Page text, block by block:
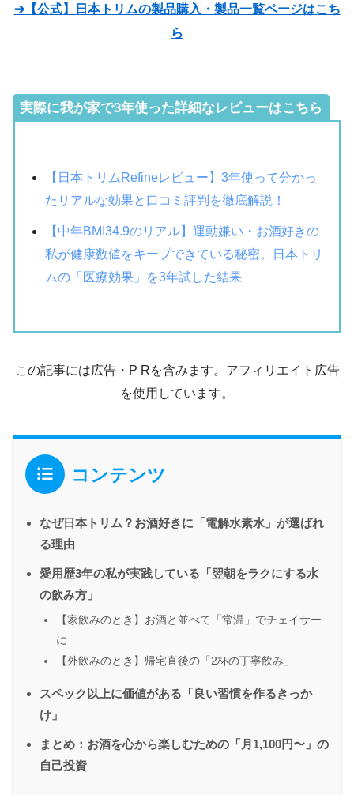
➔【公式】日本トリムの製品購入・製品一覧ページはこち
ら
実際に我が家で3年使った詳細なレビューはこちら
【日本トリムRefineレビュー】3年使って分かっ
たリアルな効果と口コミ評判を徹底解説！
【中年BMI34.9のリアル】運動嫌い・お酒好きの
私が健康数値をキープできている秘密。日本トリ
ムの「医療効果」を3年試した結果
この記事には広告・P Rを含みます。アフィリエイト広告
を使用しています。
コンテンツ
なぜ日本トリム？お酒好きに「電解水素水」が選ばれ
る理由
愛用歴3年の私が実践している「翌朝をラクにする水
の飲み方」
【家飲みのとき】お酒と並べて「常温」でチェイサー
に
【外飲みのとき】帰宅直後の「2杯の丁寧飲み」
スペック以上に価値がある「良い習慣を作るきっか
け」
まとめ：お酒を心から楽しむための「月1,100円〜」の
自己投資